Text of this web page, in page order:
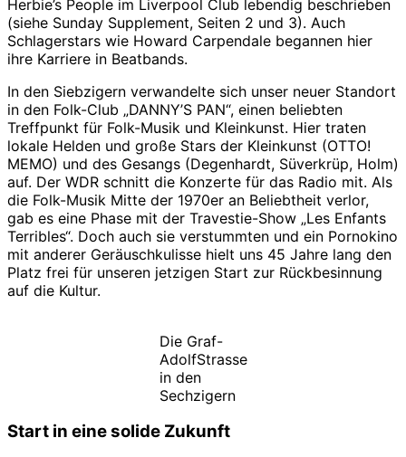
Herbie’s People im Liverpool Club lebendig beschrieben
(siehe Sunday Supplement, Seiten 2 und 3). Auch
Schlagerstars wie Howard Carpendale begannen hier
ihre Karriere in Beatbands.
In den Siebzigern verwandelte sich unser neuer Standort
in den Folk-Club „DANNY’S PAN“, einen beliebten
Treffpunkt für Folk-Musik und Kleinkunst. Hier traten
lokale Helden und große Stars der Kleinkunst (OTTO!
MEMO) und des Gesangs (Degenhardt, Süverkrüp, Holm)
auf. Der WDR schnitt die Konzerte für das Radio mit. Als
die Folk-Musik Mitte der 1970er an Beliebtheit verlor,
gab es eine Phase mit der Travestie-Show „Les Enfants
Terribles“. Doch auch sie verstummten und ein Pornokino
mit anderer Geräuschkulisse hielt uns 45 Jahre lang den
Platz frei für unseren jetzigen Start zur Rückbesinnung
auf die Kultur.
Die Graf-
AdolfStrasse
in den
Sechzigern
Start in eine solide Zukunft